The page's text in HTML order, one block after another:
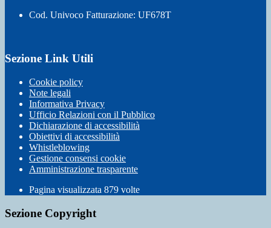
Cod. Univoco Fatturazione: UF678T
Sezione Link Utili
Cookie policy
Note legali
Informativa Privacy
Ufficio Relazioni con il Pubblico
Dichiarazione di accessibilità
Obiettivi di accessibilità
Whistleblowing
Gestione consensi cookie
Amministrazione trasparente
Pagina visualizzata 879 volte
Sezione Copyright